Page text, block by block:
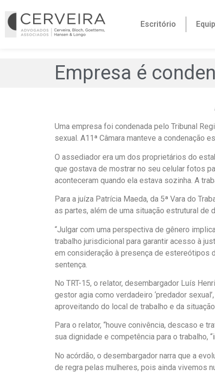
Escritório
Empresa é
Uma empresa foi condenada pelo Tribunal
sexual. A11ª Câmara manteve a condenação
O assediador era um dos proprietários do
que gostava de mostrar no seu celular fotos
aconteceram quando ela estava sozinha. A
Para a juíza Patrícia Maeda, da 5ª Vara do
as partes, além de uma situação estrutural de
“Julgar com uma perspectiva de gênero
trabalho jurisdicional para garantir acesso à
em consideração à presença de estereótipos
sentença.
No TRT-15, o relator, desembargador Luís
gestor agia como verdadeiro ‘predador
aproveitando do local de trabalho e da
Para o relator, “houve conivência, descaso e
sua dignidade e competência para o trabalho,
No acórdão, o desembargador narra que a
de regra pelas mulheres, pois ainda vivemos